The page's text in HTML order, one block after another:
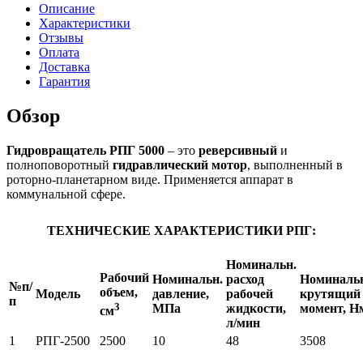
Описание
Характеристики
Отзывы
Оплата
Доставка
Гарантия
Обзор
Гидровращатель РПГ 5000 – это реверсивный и
полноповоротный гидравлический мотор, выполненный в
роторно-планетарном виде. Применяется аппарат в
коммунальной сфере.
ТЕХНИЧЕСКИЕ ХАРАКТЕРИСТИКИ РПГ:
№п/
п
Модель
Рабочий
объем,
см3
Номинальн.
давление,
МПа
Номинальн.
расход
рабочей
жидкости,
л/мин
крутящий
момент,
1 РПГ-2500 2500 10 48
3508